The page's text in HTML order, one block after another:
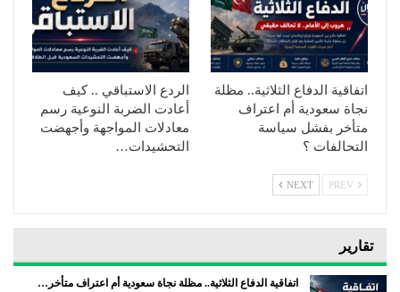
اتفاقية الدفاع الثلاثية.. مظلة
نجاة سعودية أم اعتراف
متأخر بفشل سياسة
التحالفات ؟
الردع الاستباقي .. كيف
أعادت الضربة النوعية رسم
معادلات المواجهة وأجهضت
التحشيدات…
NEXT
تقارير
اتفاقية الدفاع الثلاثية.. مظلة نجاة سعودية أم اعتراف متأخر…